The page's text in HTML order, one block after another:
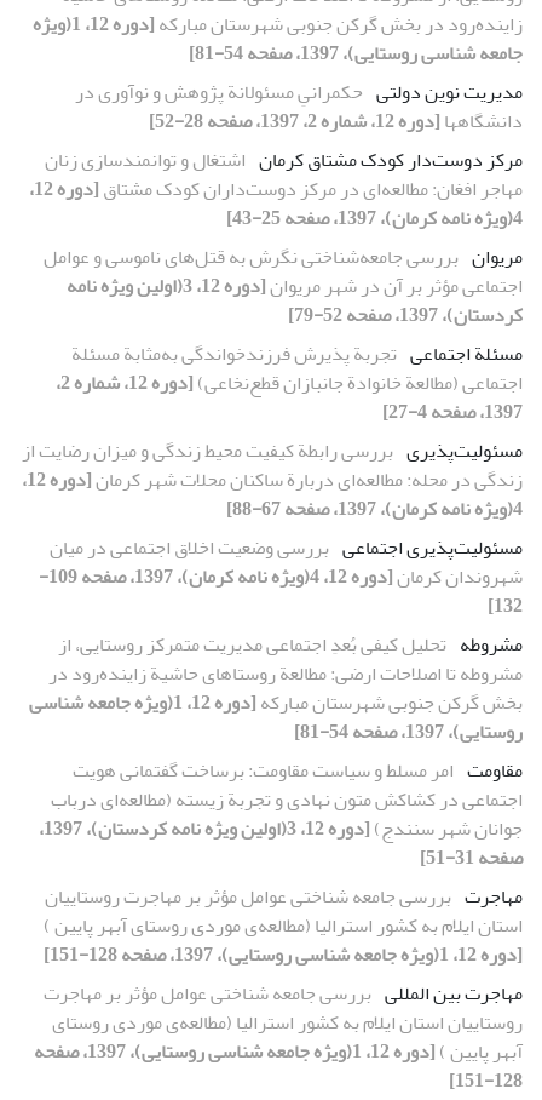
زاینده‌رود در بخش گرکن جنوبی شهرستان مبارکه
[دوره 12، 1(ویژه
جامعه شناسی روستایی)، 1397، صفحه 54-81]
مدیریت نوین دولتی حکمرانیِ مسئولانة پژوهش و نوآوری در
دانشگاهها[دوره 12، شماره 2، 1397، صفحه 28-52]
مرکز دوست‌دار کودک مشتاق کرمان اشتغال و توانمندسازی زنان
مهاجر افغان: مطالعه‌ای در مرکز دوست‌داران کودک مشتاق
[دوره 12،
4(ویژه نامه کرمان)، 1397، صفحه 25-43]
مریوان بررسی جامعه‌شناختی نگرش به قتل‌های ناموسی و عوامل
اجتماعی مؤثر بر آن در شهر مریوان
[دوره 12، 3(اولین ویژه نامه
کردستان)، 1397، صفحه 52-79]
مسئلة اجتماعی تجربة پذیرش فرزندخواندگی به‌مثابة مسئلة
اجتماعی (مطالعة خانوادة جانبازان قطع‌نخاعی)
[دوره 12، شماره 2،
1397، صفحه 4-27]
مسئولیت‌پذیری بررسی رابطة کیفیت محیط زندگی و میزان رضایت از
زندگی در محله: مطالعه‌ای دربارة ساکنان محلات شهر کرمان
[دوره 12،
4(ویژه نامه کرمان)، 1397، صفحه 67-88]
مسئولیت‌پذیری اجتماعی بررسی وضعیت اخلاق اجتماعی در میان
شهروندان کرمان
[دوره 12، 4(ویژه نامه کرمان)، 1397، صفحه 109-
132]
مشروطه تحلیل کیفی بُعدِ اجتماعی مدیریت متمرکز روستایی، از
مشروطه تا اصلاحات ارضی: مطالعة روستاهای حاشیة زاینده‌رود در
بخش گرکن جنوبی شهرستان مبارکه
[دوره 12، 1(ویژه جامعه شناسی
روستایی)، 1397، صفحه 54-81]
مقاومت امر مسلط و سیاست مقاومت: برساخت گفتمانی هویت
اجتماعی در کشاکش متون نهادی و تجربة زیسته‌ (مطالعه‌ای درباب
جوانان شهر سنندج)
[دوره 12، 3(اولین ویژه نامه کردستان)، 1397،
صفحه 31-51]
مهاجرت بررسی جامعه شناختی عوامل مؤثر بر مهاجرت روستاییان
استان ایلام به کشور استرالیا (مطالعه‌ی موردی روستای آبهر پایین )
[دوره 12، 1(ویژه جامعه شناسی روستایی)، 1397، صفحه 128-151]
مهاجرت بین المللی بررسی جامعه شناختی عوامل مؤثر بر مهاجرت
روستاییان استان ایلام به کشور استرالیا (مطالعه‌ی موردی روستای
آبهر پایین )
[دوره 12، 1(ویژه جامعه شناسی روستایی)، 1397، صفحه
128-151]